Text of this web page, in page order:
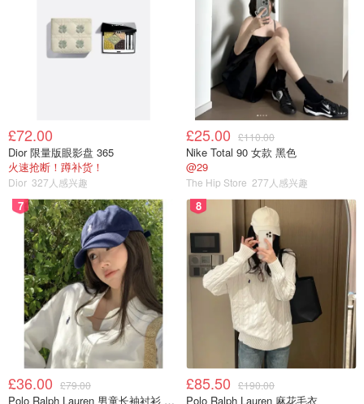
£72.00
Dior 限量版眼影盘 365
火速抢断！蹲补货！
Dior 327人感兴趣
£25.00 £110.00
Nike Total 90 女款 黑色
@29
The Hip Store 277人感兴趣
7
£36.00 £79.00
Polo Ralph Lauren 男童长袖衬衫 Oxford
8
£85.50 £190.00
Polo Ralph Lauren 麻花毛衣